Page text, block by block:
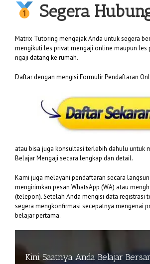
Segera
Matrix Tutoring mengajak Anda untuk segera
mengikuti les privat mengaji online maupun les
ngaji datang ke rumah.
Daftar dengan mengisi Formulir Pendaftaran
atau bisa juga konsultasi terlebih dahulu untuk
Belajar Mengaji secara lengkap dan detail.
Kami juga melayani pendaftaran secara
mengirimkan pesan WhatsApp (WA) atau
(telepon). Setelah Anda mengisi data registrasi
segera mengkonfirmasi secepatnya mengenai
belajar pertama.
Kini Saatnya Anda Belajar